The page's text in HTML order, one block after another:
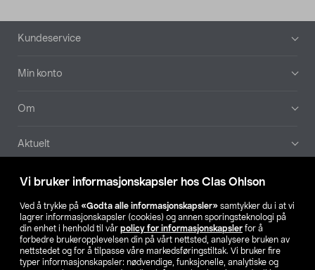
Vi bruker informasjonskapsler hos Clas Ohlson
Ved å trykke på «Godta alle informasjonskapsler» samtykker du i at vi
lagrer informasjonskapsler (cookies) og annen sporingsteknologi på
din enhet i henhold til vår policy for informasjonskapsler for å
forbedre brukeropplevelsen din på vårt nettsted, analysere bruken av
nettstedet og for å tilpasse våre markedsføringstiltak. Vi bruker fire
typer informasjonskapsler: nødvendige, funksjonelle, analytiske og
Bunntekst
Kundeservice
Min konto
Om
Aktuelt
Våre selskaper
Finn din butikk
SE NO FI